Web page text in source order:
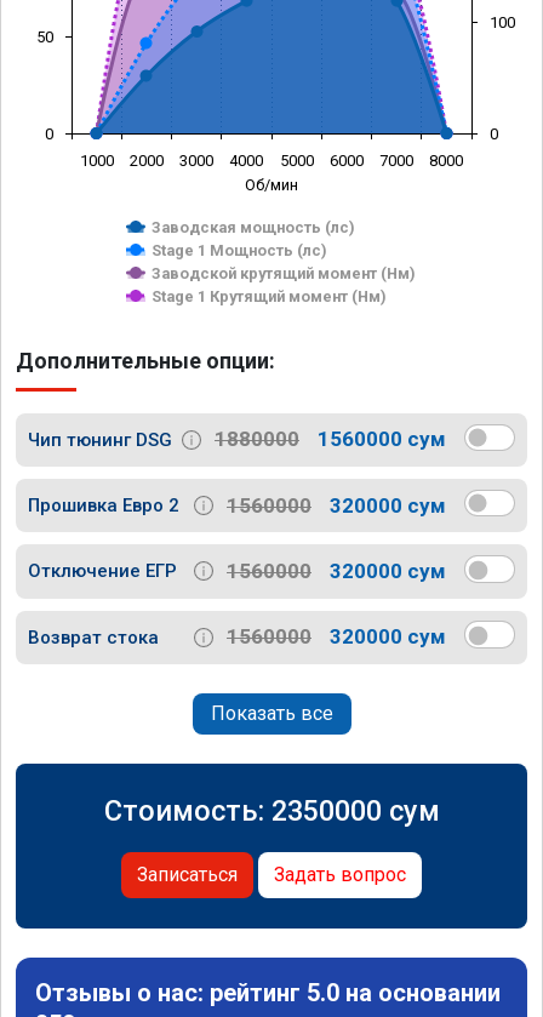
Об/мин
Заводская мощность (лс)
Stage 1 Мощность (лс)
Заводской крутящий момент (Нм)
Stage 1 Крутящий момент (Нм)
1000 2000 3000 4000 5000 6000 7000 8000
0
50
0
100
Дополнительные опции:
Чип тюнинг DSG 1880000 1560000 сум
Прошивка Евро 2 1560000 320000 сум
Отключение ЕГР 1560000 320000 сум
Возврат стока 1560000 320000 сум
Показать все
Стоимость: 2350000 сум
Записаться Задать вопрос
Отзывы о нас: рейтинг 5.0 на основании